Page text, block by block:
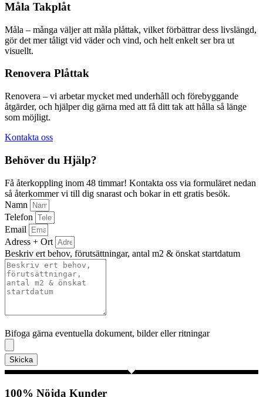
Måla Takplåt
Måla – många väljer att måla plåttak, vilket förbättrar dess livslängd,
gör det mer tåligt vid väder och vind, och helt enkelt ser bra ut
visuellt.
Renovera Plåttak
Renovera – vi arbetar mycket med underhåll och förebyggande
åtgärder, och hjälper dig gärna med att få ditt tak att hålla så länge
som möjligt.
Kontakta oss
Behöver du Hjälp?
Få återkoppling inom 48 timmar! Kontakta oss via formuläret nedan
så återkommer vi till dig snarast och bokar in ett gratis besök.
Namn
Telefon
Email
Adress + Ort
Beskriv ert behov, förutsättningar, antal m2 & önskat startdatum
Bifoga gärna eventuella dokument, bilder eller ritningar
Skicka
100% Nöjda Kunder